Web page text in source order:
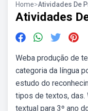
Home>Atividades De
Atividades
Weba produção de
categoria da língua
estudo do
tipos de textos, das.
textual para 3º ano